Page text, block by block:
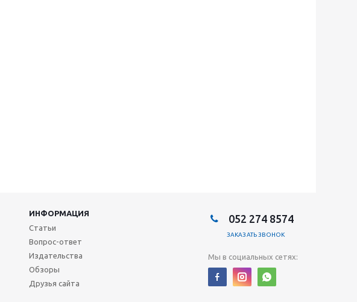
ИНФОРМАЦИЯ
Статьи
Вопрос-ответ
Издательства
Обзоры
Друзья сайта
052 274 8574
ЗАКАЗАТЬ ЗВОНОК
Мы в социальных сетях: